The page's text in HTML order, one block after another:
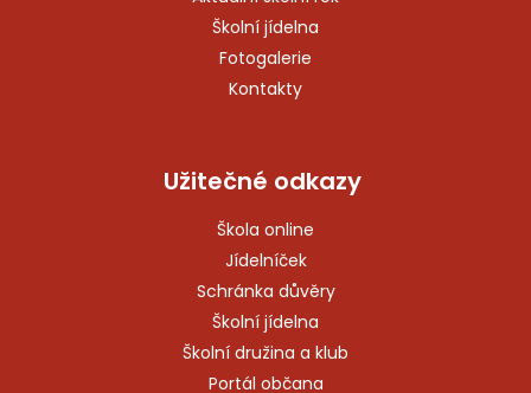
Školní jídelna
Fotogalerie
Kontakty
Užitečné odkazy
Škola online
Jídelníček
Schránka důvěry
Školní jídelna
Školní družina a klub
Portál občana